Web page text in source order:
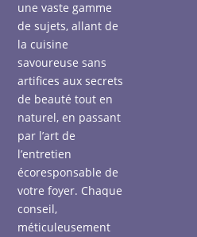
une vaste gamme
de sujets, allant de
la cuisine
savoureuse sans
artifices aux secrets
de beauté tout en
naturel, en passant
par l’art de
l’entretien
écoresponsable de
votre foyer. Chaque
conseil,
méticuleusement